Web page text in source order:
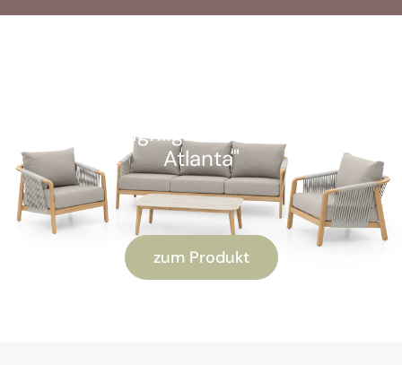
Kunden-Highlight: "Alu Lounge-Set
Atlanta"
zum Produkt